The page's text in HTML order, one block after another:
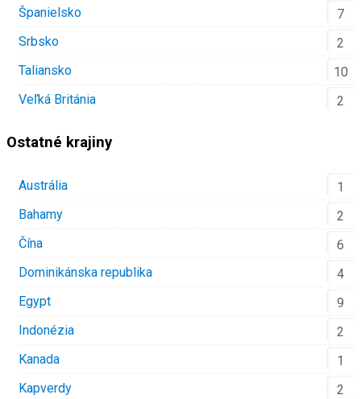
Španielsko
7
Srbsko
2
Taliansko
10
Veľká Británia
2
Ostatné krajiny
Austrália
1
Bahamy
2
Čína
6
Dominikánska republika
4
Egypt
9
Indonézia
2
Kanada
1
Kapverdy
2